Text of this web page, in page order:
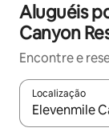
Aluguéis
Canyon
Encontre e
Localização
Quando os